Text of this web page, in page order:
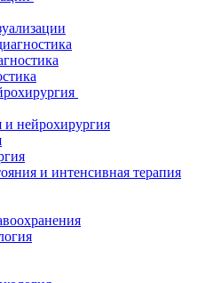
и нейрохирургия
и интенсивная терапия